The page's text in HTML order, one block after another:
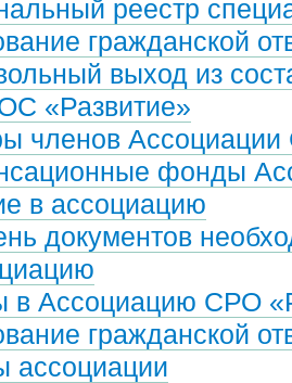
реестр
гражданской
выход из
«Развитие»
членов
фонды
в ассоциацию
документов
в Ассоциацию СРО
гражданской
ассоциации